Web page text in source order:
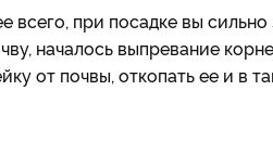
всего, при посадке вы
началось выпревание
от почвы, откопать ее и в